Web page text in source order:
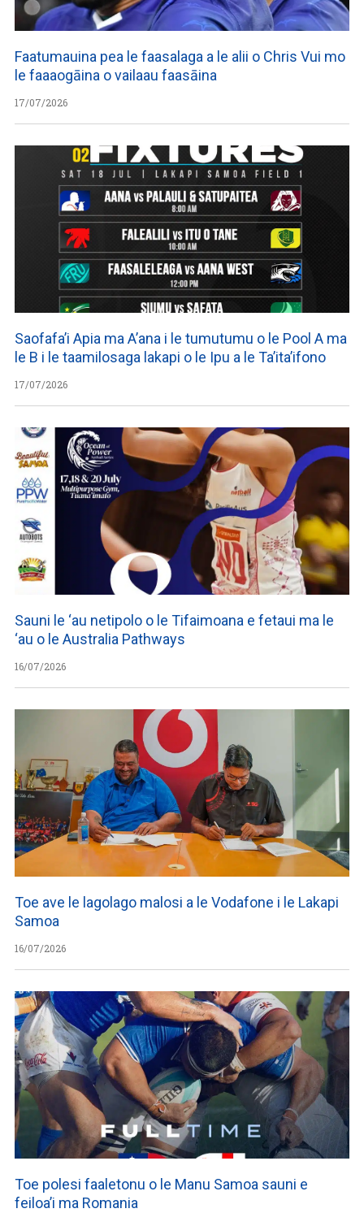
Faatumauina pea le faasalaga a le alii o Chris Vui mo
le faaaogāina o vailaau faasāina
17/07/2026
Saofafa’i Apia ma A’ana i le tumutumu o le Pool A ma
le B i le taamilosaga lakapi o le Ipu a le Ta’ita’ifono
17/07/2026
Sauni le ‘au netipolo o le Tifaimoana e fetaui ma le
‘au o le Australia Pathways
16/07/2026
Toe ave le lagolago malosi a le Vodafone i le Lakapi
Samoa
16/07/2026
Toe polesi faaletonu o le Manu Samoa sauni e
feiloa’i ma Romania